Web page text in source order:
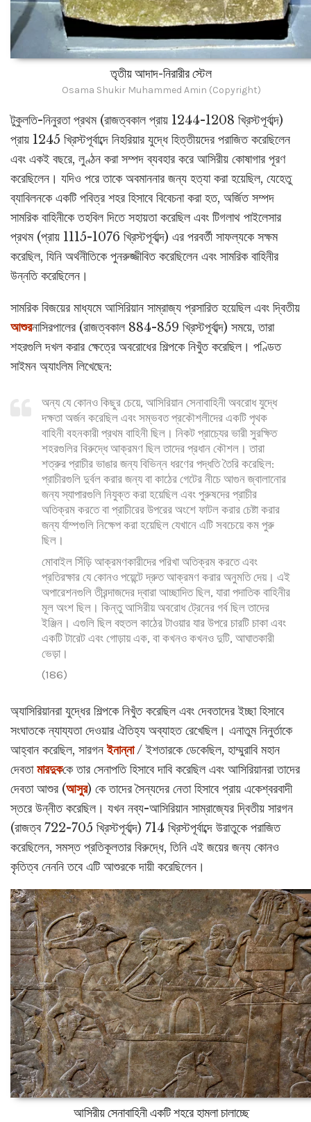
তৃতীয় আদাদ-নিরারীর স্টেল
Osama Shukir Muhammed Amin (Copyright)
টুকুলতি-নিনুরতা প্রথম (রাজত্বকাল প্রায় 1244-1208 খ্রিস্টপূর্বাব্দ)
প্রায় 1245 খ্রিস্টপূর্বাব্দে নিহরিয়ার যুদ্ধে হিত্তীয়দের পরাজিত করেছিলেন
এবং একই বছরে, লুণ্ঠন করা সম্পদ ব্যবহার করে আসিরীয় কোষাগার পূরণ
করেছিলেন। যদিও পরে তাকে অবমাননার জন্য হত্যা করা হয়েছিল, যেহেতু
ব্যাবিলনকে একটি পবিত্র শহর হিসাবে বিবেচনা করা হত, অর্জিত সম্পদ
সামরিক বাহিনীকে তহবিল দিতে সহায়তা করেছিল এবং টিগলাথ পাইলেসার
প্রথম (প্রায় 1115-1076 খ্রিস্টপূর্বাব্দ) এর পরবর্তী সাফল্যকে সক্ষম
করেছিল, যিনি অর্থনীতিকে পুনরুজ্জীবিত করেছিলেন এবং সামরিক বাহিনীর
উন্নতি করেছিলেন।
সামরিক বিজয়ের মাধ্যমে আসিরিয়ান সাম্রাজ্য প্রসারিত হয়েছিল এবং দ্বিতীয়
আশুরনাসিরপালের (রাজত্বকাল 884-859 খ্রিস্টপূর্বাব্দ) সময়ে, তারা
শহরগুলি দখল করার ক্ষেত্রে অবরোধের শিল্পকে নিখুঁত করেছিল। পণ্ডিত
সাইমন অ্যাংলিম লিখেছেন:
অন্য যে কোনও কিছুর চেয়ে, আসিরিয়ান সেনাবাহিনী অবরোধ যুদ্ধে
দক্ষতা অর্জন করেছিল এবং সম্ভবত প্রকৌশলীদের একটি পৃথক
বাহিনী বহনকারী প্রথম বাহিনী ছিল। নিকট প্রাচ্যের ভারী সুরক্ষিত
শহরগুলির বিরুদ্ধে আক্রমণ ছিল তাদের প্রধান কৌশল। তারা
শত্রুর প্রাচীর ভাঙার জন্য বিভিন্ন ধরণের পদ্ধতি তৈরি করেছিল:
প্রাচীরগুলি দুর্বল করার জন্য বা কাঠের গেটের নীচে আগুন জ্বালানোর
জন্য স্যাপারগুলি নিযুক্ত করা হয়েছিল এবং পুরুষদের প্রাচীর
অতিক্রম করতে বা প্রাচীরের উপরের অংশে ফাটল করার চেষ্টা করার
জন্য র্যাম্পগুলি নিক্ষেপ করা হয়েছিল যেখানে এটি সবচেয়ে কম পুরু
ছিল।
মোবাইল সিঁড়ি আক্রমণকারীদের পরিখা অতিক্রম করতে এবং
প্রতিরক্ষার যে কোনও পয়েন্টে দ্রুত আক্রমণ করার অনুমতি দেয়। এই
অপারেশনগুলি তীরন্দাজদের দ্বারা আচ্ছাদিত ছিল, যারা পদাতিক বাহিনীর
মূল অংশ ছিল। কিন্তু আসিরীয় অবরোধ ট্রেনের গর্ব ছিল তাদের
ইঞ্জিন। এগুলি ছিল বহুতল কাঠের টাওয়ার যার উপরে চারটি চাকা এবং
একটি টারেট এবং গোড়ায় এক, বা কখনও কখনও দুটি, আঘাতকারী
ভেড়া।
(186)
অ্যাসিরিয়ানরা যুদ্ধের শিল্পকে নিখুঁত করেছিল এবং দেবতাদের ইচ্ছা হিসাবে
সংঘাতকে ন্যায্যতা দেওয়ার ঐতিহ্য অব্যাহত রেখেছিল। এনাতুম নিনুর্তাকে
আহ্বান করেছিল, সারগনইনান্না/ ইশতারকে ডেকেছিল, হাম্মুরাবি মহান
দেবতামারদুককে তার সেনাপতি হিসাবে দাবি করেছিল এবং আসিরিয়ানরা তাদের
দেবতা আশুর (আসুর) কে তাদের সৈন্যদের নেতা হিসাবে প্রায় একেশ্বরবাদী
স্তরে উন্নীত করেছিল। যখন নব্য-আসিরিয়ান সাম্রাজ্যের দ্বিতীয় সারগন
(রাজত্ব 722-705 খ্রিস্টপূর্বাব্দ) 714 খ্রিস্টপূর্বাব্দে উরাতুকে পরাজিত
করেছিলেন, সমস্ত প্রতিকূলতার বিরুদ্ধে, তিনি এই জয়ের জন্য কোনও
কৃতিত্ব নেননি তবে এটি আশুরকে দায়ী করেছিলেন।
আসিরীয় সেনাবাহিনী একটি শহরে হামলা চালাচ্ছে